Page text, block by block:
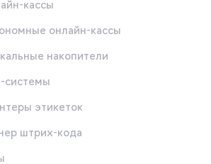
кассы
онлайн-кассы
накопители
системы
этикеток
штрих-кода